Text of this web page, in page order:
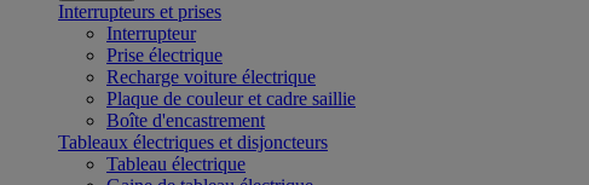
Interrupteurs et prises
Interrupteur
Prise électrique
Recharge voiture électrique
Plaque de couleur et cadre saillie
Boîte d'encastrement
Tableaux électriques et disjoncteurs
Tableau électrique